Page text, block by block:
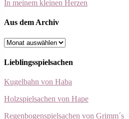
In meinem kleinen Herzen
Aus dem Archiv
Aus
Archiv
Lieblingsspielsachen
Kugelbahn von Haba
Holzspielsachen von Hape
Regenbogenspielsachen von Grimm´s